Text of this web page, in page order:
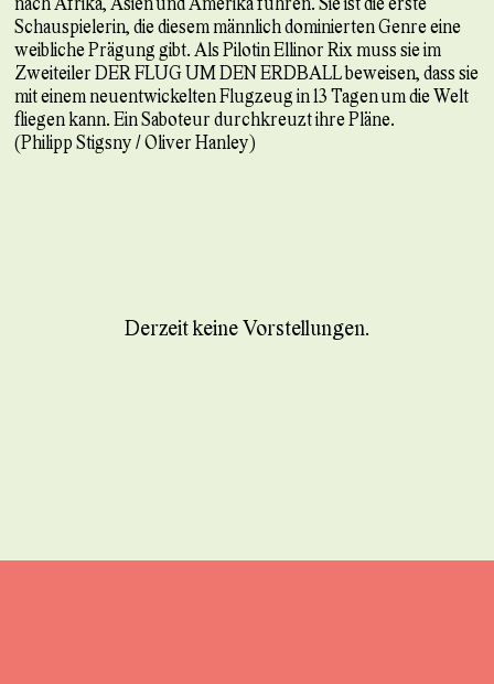
Derzeit keine Vorstellungen.
Schauspielerin, die diesem männlich dominierten Genre eine
weibliche Prägung gibt. Als Pilotin Ellinor Rix muss sie im
Zweiteiler DER FLUG UM DEN ERDBALL beweisen, dass sie
mit einem neuentwickelten Flugzeug in 13 Tagen um die Welt
fliegen kann. Ein Saboteur durchkreuzt ihre Pläne.
(Philipp Stigsny / Oliver Hanley)